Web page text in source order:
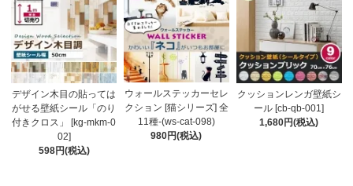
デザイン木目の貼っては
がせる壁紙シール「のり
付きクロス」 [kg-mkm-0
02]
598円(税込)
ウォールステッカーセレ
クション [猫シリーズ] 全
11種-(ws-cat-098)
980円(税込)
クッションレンガ壁紙シ
ール [cb-qb-001]
1,680円(税込)